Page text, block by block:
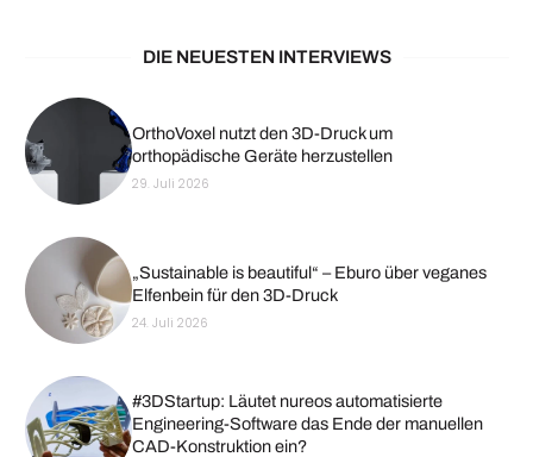
DIE NEUESTEN INTERVIEWS
OrthoVoxel nutzt den 3D-Druck um
orthopädische Geräte herzustellen
29. Juli 2026
„Sustainable is beautiful“ – Eburo über veganes
Elfenbein für den 3D-Druck
24. Juli 2026
#3DStartup: Läutet nureos automatisierte
Engineering-Software das Ende der manuellen
CAD-Konstruktion ein?